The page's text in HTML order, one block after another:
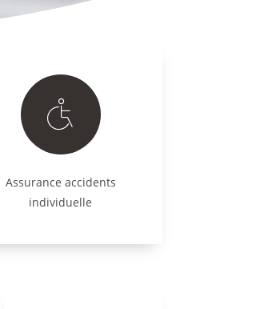
Assurance accidents
individuelle